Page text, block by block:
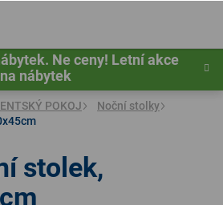
Ne ceny! Letní akce
na nábytek
POKOJ
Noční stolky
stolek,